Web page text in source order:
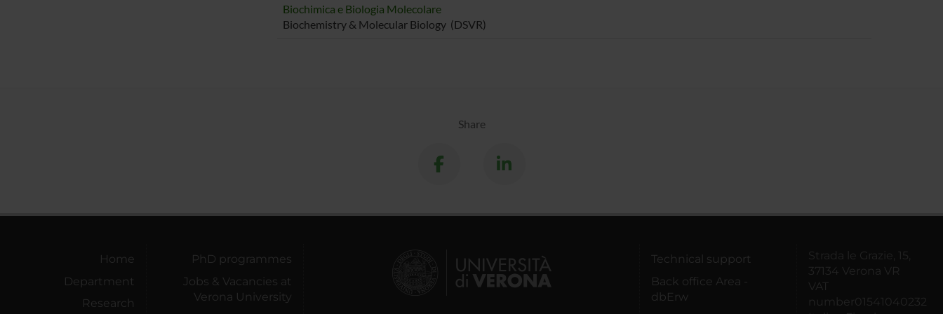
Biochimica e Biologia Molecolare
Biochemistry & Molecular Biology (DSVR)
Share
Home
Department
Research
PhD programmes
Jobs & Vacancies at
Verona University
Technical support
Back office Area -
dbErw
Strada le Grazie, 15,
37134 Verona VR
VAT
number01541040232